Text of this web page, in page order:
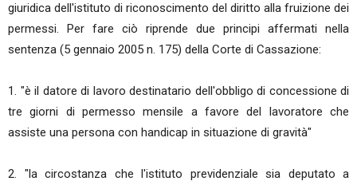
giuridica dell'istituto di riconoscimento del diritto alla fruizione dei
permessi. Per fare ciò riprende due principi affermati nella
sentenza (5 gennaio 2005 n. 175) della Corte di Cassazione:
1. "è il datore di lavoro destinatario dell'obbligo di concessione di
tre giorni di permesso mensile a favore del lavoratore che
assiste una persona con handicap in situazione di gravità"
2. "la circostanza che l'istituto previdenziale sia deputato a